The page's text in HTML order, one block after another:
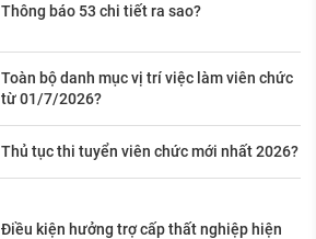
Thông báo 53 chi tiết ra sao?
Toàn bộ danh mục vị trí việc làm viên chức
từ 01/7/2026?
Thủ tục thi tuyển viên chức mới nhất 2026?
Điều kiện hưởng trợ cấp thất nghiệp hiện